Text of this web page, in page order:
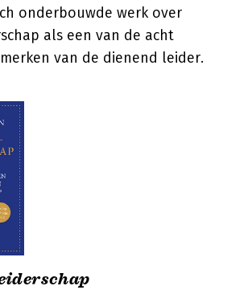
onderbouwde werk over
als een van de acht
van de dienend leider.